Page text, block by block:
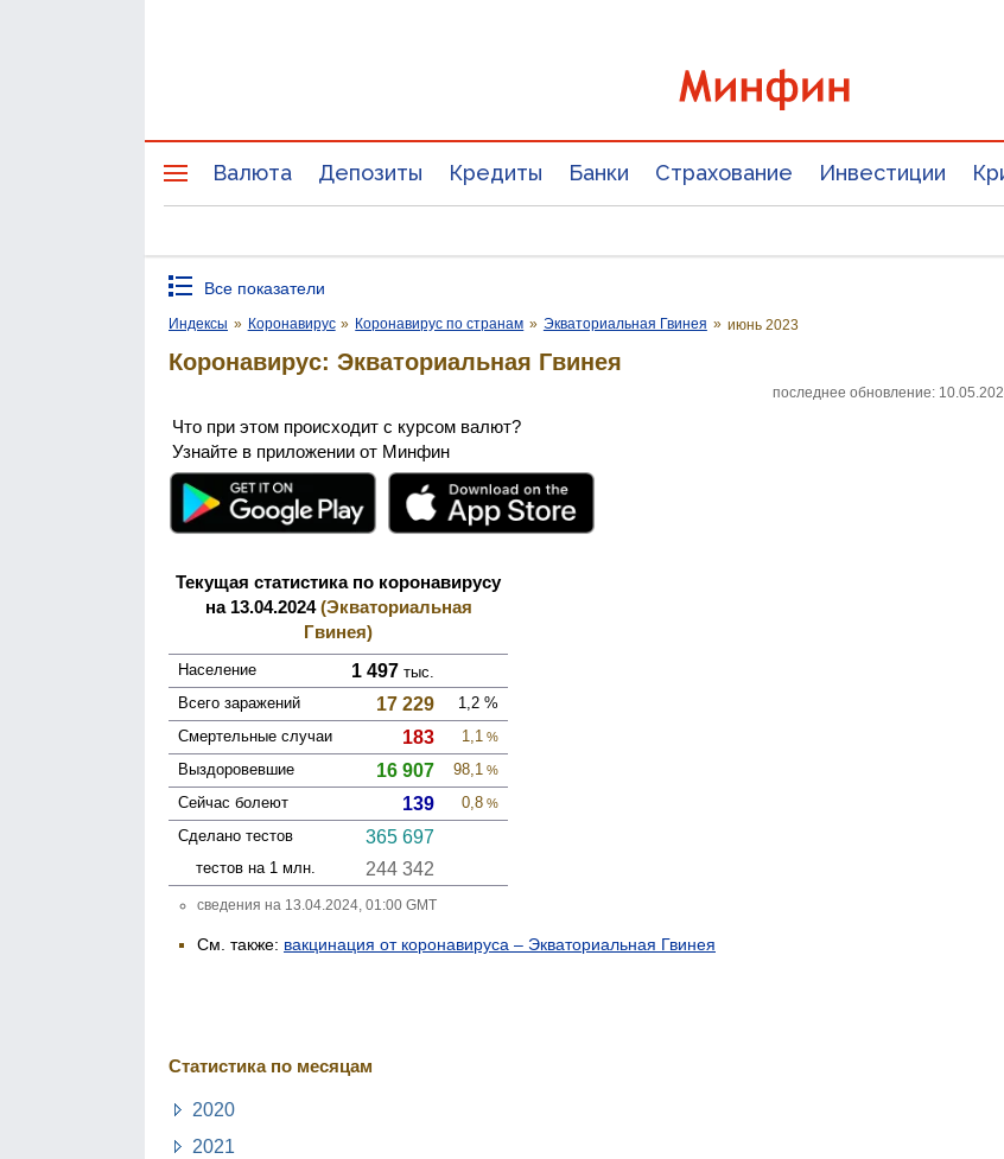
Валюта Депозиты Кредиты Банки Страхование Инвестиции
Все показатели
Индексы » Коронавирус » Коронавирус по странам » Экваториальная Гвинея » июнь 2023
Коронавирус: Экваториальная Гвинея
последнее обновление:
Что при этом происходит с курсом валют?
Узнайте в приложении от Минфин
Текущая статистика по коронавирусу
на 13.04.2024(Экваториальная
Гвинея)
Население 1 497 тыс.
Всего зара­жений
17 229 1,2 %
Смер­тельные случаи
183 1,1 %
Выздоро­вевшие 16 907 98,1 %
Сейчас болеют 139 0,8 %
Сделано тестов 365 697
тестов на 1 млн. 244 342
сведения на 13.04.2024, 01:00 GMT
См. также: вакцинация от коронавируса – Экваториальная Гвинея
Статистика по месяцам
2020
2021